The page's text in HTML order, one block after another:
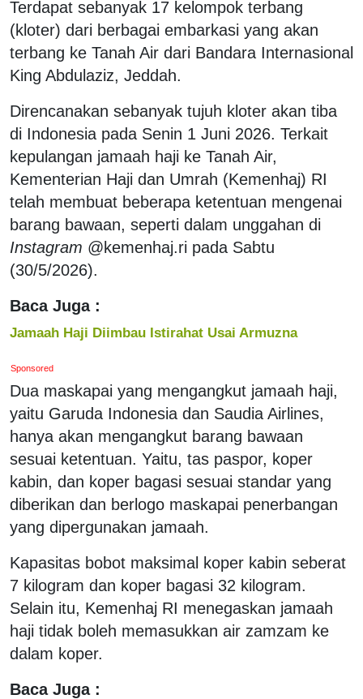
Terdapat sebanyak 17 kelompok terbang
(kloter) dari berbagai embarkasi yang akan
terbang ke Tanah Air dari Bandara Internasional
King Abdulaziz, Jeddah.
Direncanakan sebanyak tujuh kloter akan tiba
di Indonesia pada Senin 1 Juni 2026. Terkait
kepulangan jamaah haji ke Tanah Air,
Kementerian Haji dan Umrah (Kemenhaj) RI
telah membuat beberapa ketentuan mengenai
barang bawaan, seperti dalam unggahan di
Instagram @kemenhaj.ri pada Sabtu
(30/5/2026).
Baca Juga :
Jamaah Haji Diimbau Istirahat Usai Armuzna
Sponsored
Dua maskapai yang mengangkut jamaah haji,
yaitu Garuda Indonesia dan Saudia Airlines,
hanya akan mengangkut barang bawaan
sesuai ketentuan. Yaitu, tas paspor, koper
kabin, dan koper bagasi sesuai standar yang
diberikan dan berlogo maskapai penerbangan
yang dipergunakan jamaah.
Kapasitas bobot maksimal koper kabin seberat
7 kilogram dan koper bagasi 32 kilogram.
Selain itu, Kemenhaj RI menegaskan jamaah
haji tidak boleh memasukkan air zamzam ke
dalam koper.
Baca Juga :